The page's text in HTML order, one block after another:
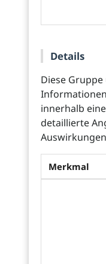
Details
Diese
innerhalb
detaillierte
Merkmal